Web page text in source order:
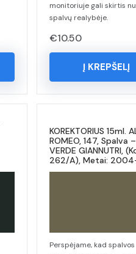
monitoriuje gali skirtis
spalvų realybėje.
€10.50
Į KREPŠELĮ
KOREKTORIUS 15ml.
ROMEO, 147, Spalva –
VERDE GIANNUTRI,
262/A), Metai:
Perspėjame, kad spalvos